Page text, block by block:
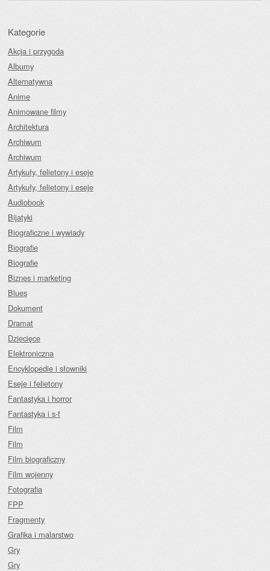
Kategorie
Akcja i przygoda
Albumy
Alternatywna
Anime
Animowane filmy
Architektura
Archiwum
Archiwum
Artykuły, felietony i eseje
Artykuły, felietony i eseje
Audiobook
Bijatyki
Biograficzne i wywiady
Biografie
Biografie
Biznes i marketing
Blues
Dokument
Dramat
Dziecięce
Elektroniczna
Encyklopedie i słowniki
Eseje i felietony
Fantastyka i horror
Fantastyka i s-f
Film
Film
Film biograficzny
Film wojenny
Fotografia
FPP
Fragmenty
Grafika i malarstwo
Gry
Gry